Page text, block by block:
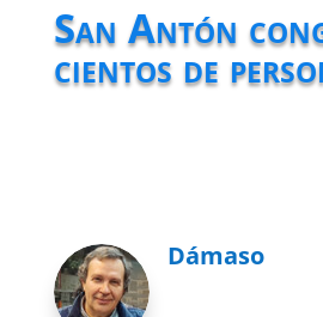
San Antón
cientos de
Dámaso